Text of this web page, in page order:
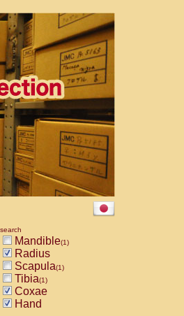
Mandible(1)
Radius
Scapula(1)
Tibia(1)
Coxae
Hand